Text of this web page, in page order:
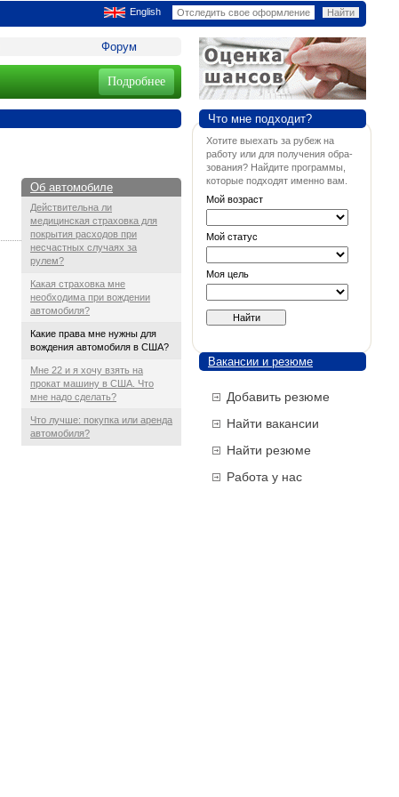
English
Форум
Подробнее
Об автомобиле
Действительна ли
медицинская страховка для
покрытия расходов при
несчастных случаях за
рулем?
Какая страховка мне
необходима при вождении
автомобиля?
Какие права мне нужны для
вождения автомобиля в CШA?
Мне 22 и я хочу взять на
прокат машину в CШA. Что
мне надо сделать?
Что лучше: покупка или аренда
автомобиля?
Что мне подходит?
Хотите выехать за рубеж на
работу или для получения обра-
зования? Найдите программы,
которые подходят именно вам.
Мой возраст
Мой статус
Моя цель
Вакансии и резюме
Добавить резюме
Найти вакансии
Найти резюме
Работа у нас